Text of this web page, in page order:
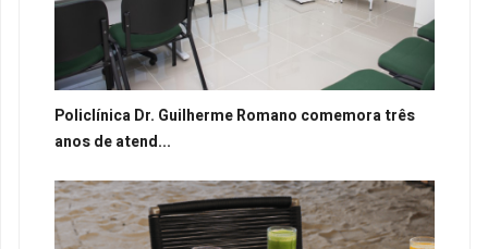
Policlínica Dr. Guilherme Romano comemora três
anos de atend...